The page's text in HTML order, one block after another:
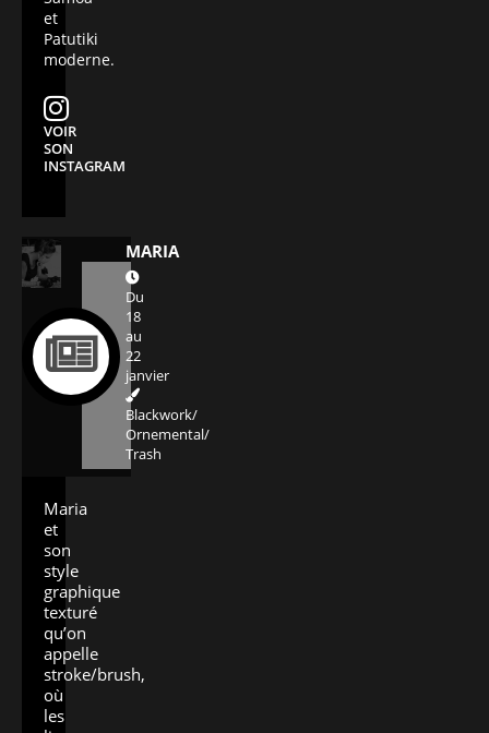
et
Patutiki
moderne.
VOIR
SON
INSTAGRAM
MARIA
Du
18
au
22
janvier
Blackwork/
Ornemental/
Trash
Maria
et
son
style
graphique
texturé
qu’on
appelle
stroke/brush,
où
les